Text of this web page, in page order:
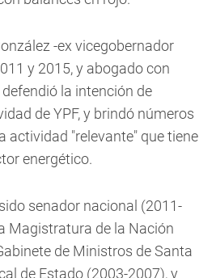
-ex vicegobernador
y 2015, y abogado con
la intención de
de YPF, y brindó números
actividad "relevante" que tiene
energético.
senador nacional (2011-
Magistratura de la Nación
de Ministros de Santa
de Estado (2003-2007), y